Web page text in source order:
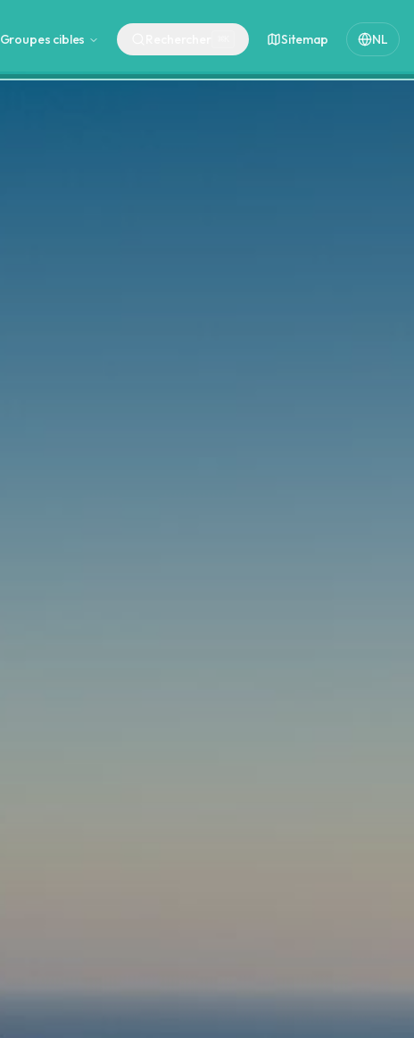
Groupes cibles Sitemap NL